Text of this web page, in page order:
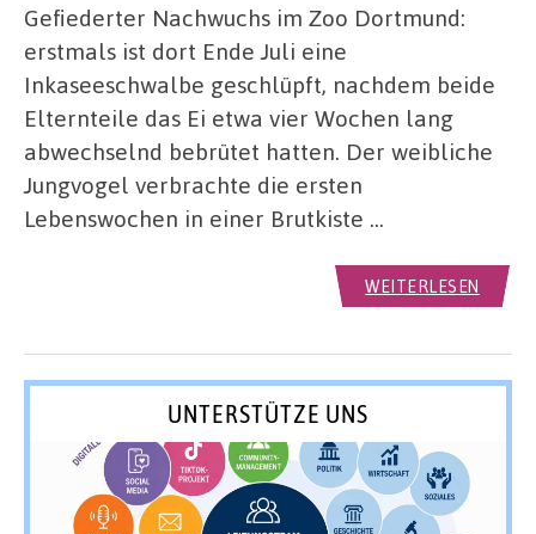
Gefiederter Nachwuchs im Zoo Dortmund:
erstmals ist dort Ende Juli eine
Inkaseeschwalbe geschlüpft, nachdem beide
Elternteile das Ei etwa vier Wochen lang
abwechselnd bebrütet hatten. Der weibliche
Jungvogel verbrachte die ersten
Lebenswochen in einer Brutkiste …
WEITERLESEN
UNTERSTÜTZE UNS